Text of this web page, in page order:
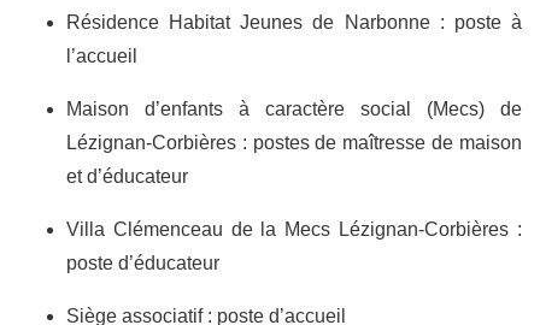
Résidence Habitat Jeunes de Narbonne : poste à
l’accueil
Maison d’enfants à caractère social (Mecs) de
Lézignan-Corbières : postes de maîtresse de maison
et d’éducateur
Villa Clémenceau de la Mecs Lézignan-Corbières :
poste d’éducateur
Siège associatif : poste d’accueil